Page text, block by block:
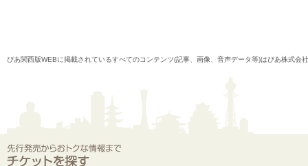
ぴあ関西版WEBに掲載されているすべてのコンテンツ(記事、画像、音声データ等)はぴあ株式会